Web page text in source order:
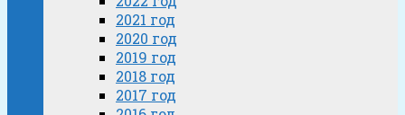
2021 год
2020 год
2019 год
2018 год
2017 год